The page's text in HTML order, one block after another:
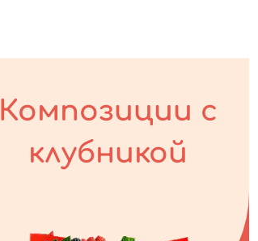
Композиции с
клубникой